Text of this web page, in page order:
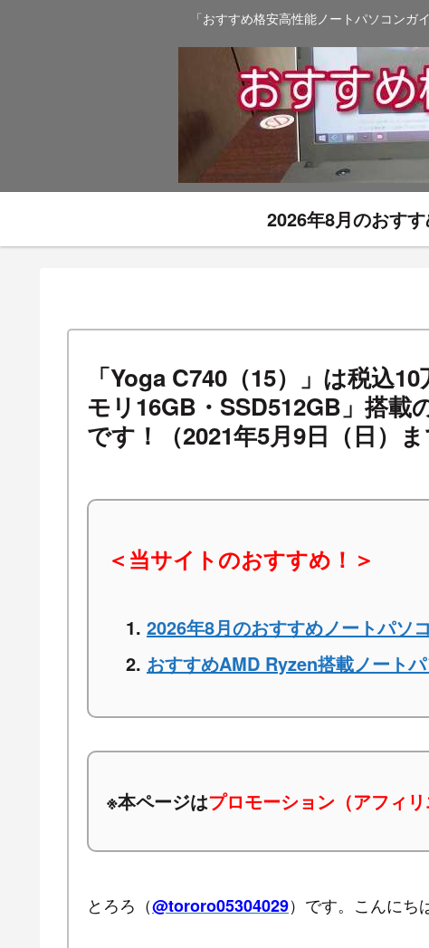
「おすすめ格安高性能ノートパソコン
2026年8月のおす
「Yoga C740（15）」は税込
モリ16GB・SSD512GB」搭載
です！（2021年5月9日（日）ま
＜当サイトのおすすめ！＞
2026年8月のおすすめノートパソ
おすすめAMD Ryzen搭載ノート
※本ページはプロモーション（アフィ
とろろ（@tororo05304029）です。こんにち